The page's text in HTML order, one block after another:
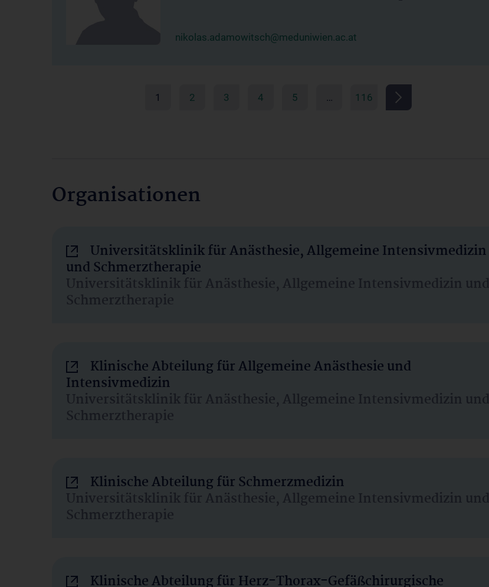
nikolas.adamowitsch@meduniwien.ac.at
1 2 3 4 5 … 116
Organisationen
Universitätsklinik für Anästhesie, Allgemeine Intensivmedizin
und Schmerztherapie
Universitätsklinik für Anästhesie, Allgemeine Intensivmedizin und
Schmerztherapie
Klinische Abteilung für Allgemeine Anästhesie und
Intensivmedizin
Universitätsklinik für Anästhesie, Allgemeine Intensivmedizin und
Schmerztherapie
Klinische Abteilung für Schmerzmedizin
Universitätsklinik für Anästhesie, Allgemeine Intensivmedizin und
Schmerztherapie
Klinische Abteilung für Herz-Thorax-Gefäßchirurgische